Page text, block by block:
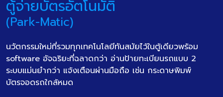
ตู้จ่ายบัตรอัตโนมัติ
(Park-Matic)
นวัตกรรมใหม่ที่รวมทุกเทคโนโลยีทันสมัยไว้ในตู้เดียวพร้อม
software อัจฉริยะที่ฉลาดกว่า อ่านป้ายทะเบียนรถแบบ 2
ระบบแม่นยำกว่า แจ้งเตือนผ่านมือถือ เช่น กระดาษพิมพ์
บัตรจอดรถใกล้หมด